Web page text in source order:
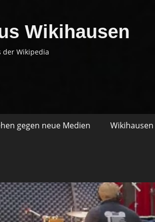
Wikihausen
der Wikipedia
gegen neue Medien